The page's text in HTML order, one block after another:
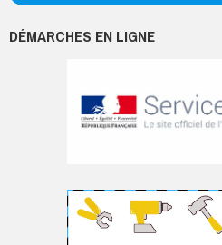
DÉMARCHES EN LIGNE